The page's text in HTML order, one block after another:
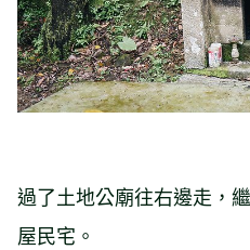
過了土地公廟往右邊走，
屋民宅。